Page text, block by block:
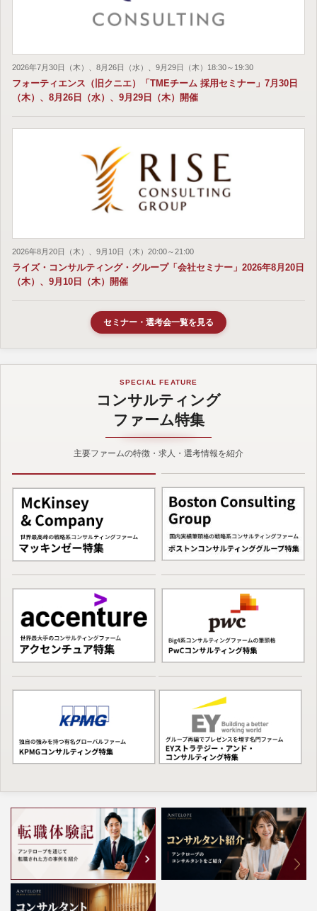
2026年7月30日（木）、8月26日（水）、9月29日（木）18:30～19:30
フォーティエンス（旧クニエ）「TMEチーム 採用セミナー」7月30日
（木）、8月26日（水）、9月29日（木）開催
2026年8月20日（木）、9月10日（木）20:00～21:00
ライズ・コンサルティング・グループ「会社セミナー」2026年8月20日
（木）、9月10日（木）開催
セミナー・選考会一覧を見る
SPECIAL FEATURE
コンサルティング
ファーム特集
主要ファームの特徴・求人・選考情報を紹介